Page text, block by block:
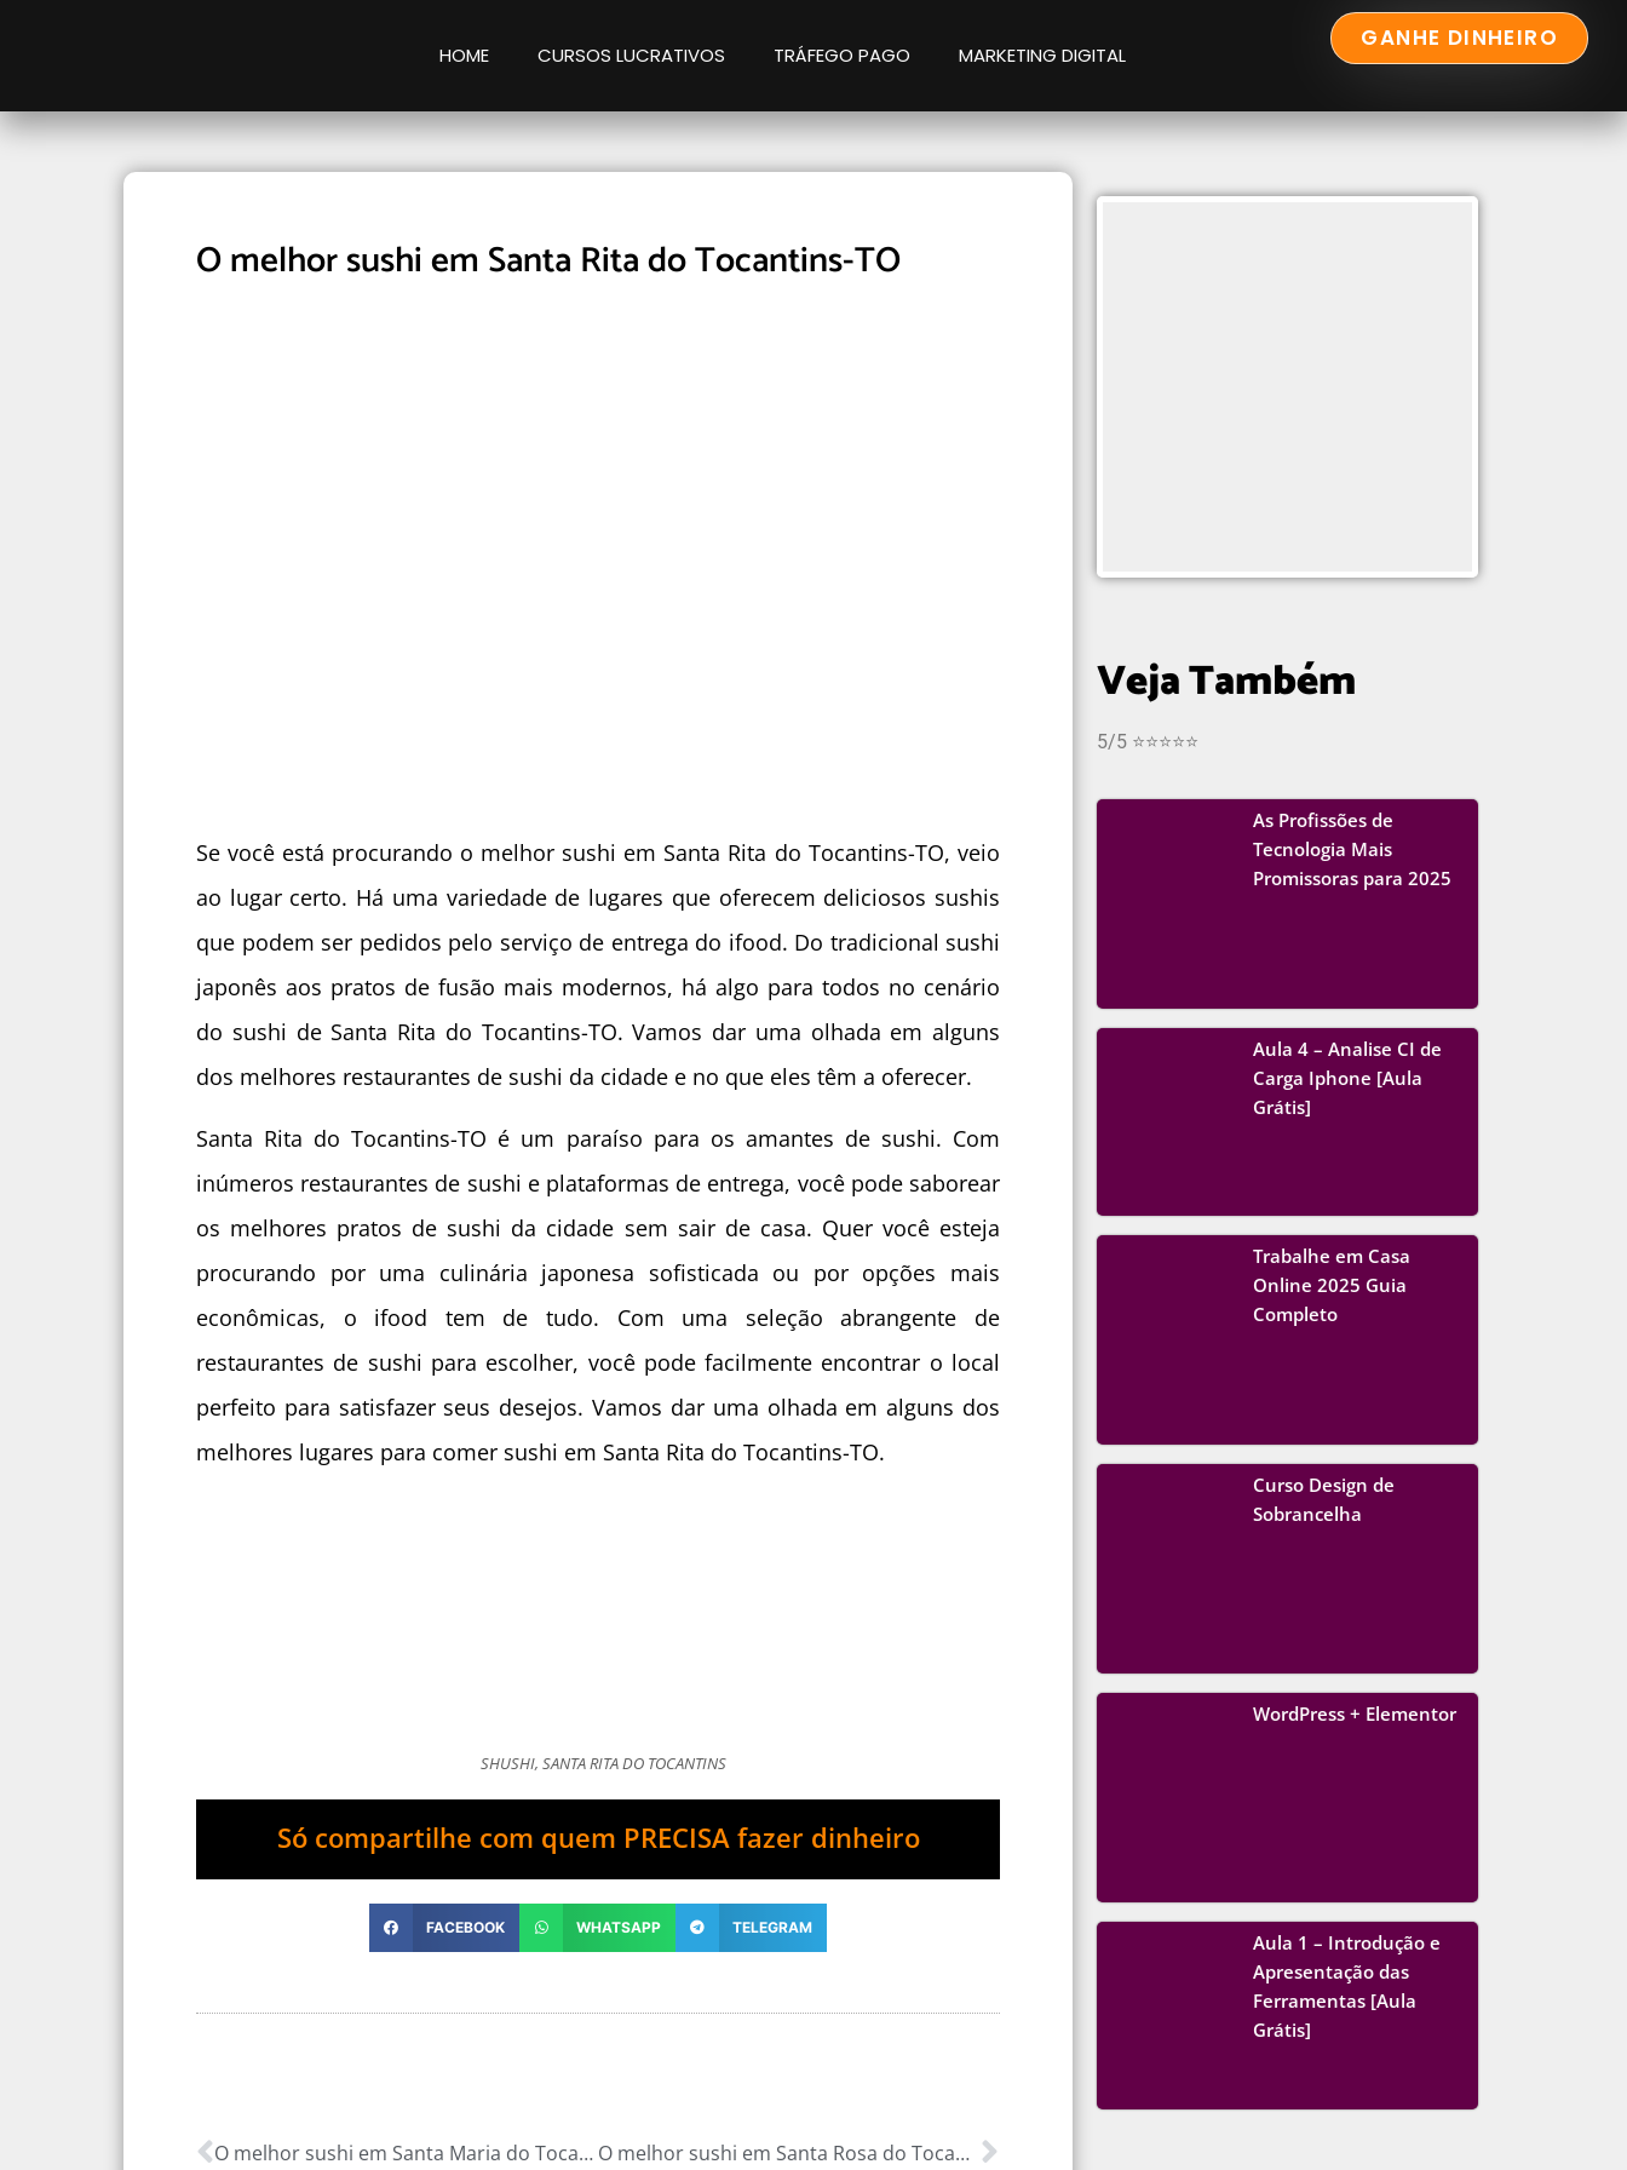
HOME CURSOS LUCRATIVOS TRÁFEGO PAGO MARKETING DIGITAL
GANHE DINHEIRO
O melhor sushi em Santa Rita do Tocantins-TO
Se você está procurando o melhor sushi em Santa Rita do Tocantins-TO, veio
ao lugar certo. Há uma variedade de lugares que oferecem deliciosos sushis
que podem ser pedidos pelo serviço de entrega do ifood. Do tradicional sushi
japonês aos pratos de fusão mais modernos, há algo para todos no cenário
do sushi de Santa Rita do Tocantins-TO. Vamos dar uma olhada em alguns
dos melhores restaurantes de sushi da cidade e no que eles têm a oferecer.
Santa Rita do Tocantins-TO é um paraíso para os amantes de sushi. Com
inúmeros restaurantes de sushi e plataformas de entrega, você pode saborear
os melhores pratos de sushi da cidade sem sair de casa. Quer você esteja
procurando por uma culinária japonesa sofisticada ou por opções mais
econômicas, o ifood tem de tudo. Com uma seleção abrangente de
restaurantes de sushi para escolher, você pode facilmente encontrar o local
perfeito para satisfazer seus desejos. Vamos dar uma olhada em alguns dos
melhores lugares para comer sushi em Santa Rita do Tocantins-TO.
SHUSHI, SANTA RITA DO TOCANTINS
Só compartilhe com quem PRECISA fazer dinheiro
FACEBOOK WHATSAPP TELEGRAM
O melhor sushi em Santa Maria do Tocantins-TO O melhor sushi em Santa Rosa do Tocantins-TO
Veja Também
5/5 ⭐⭐⭐⭐⭐
As Profissões de
Tecnologia Mais
Promissoras para 2025
Aula 4 – Analise CI de
Carga Iphone [Aula
Grátis]
Trabalhe em Casa
Online 2025 Guia
Completo
Curso Design de
Sobrancelha
WordPress + Elementor
Aula 1 – Introdução e
Apresentação das
Ferramentas [Aula
Grátis]